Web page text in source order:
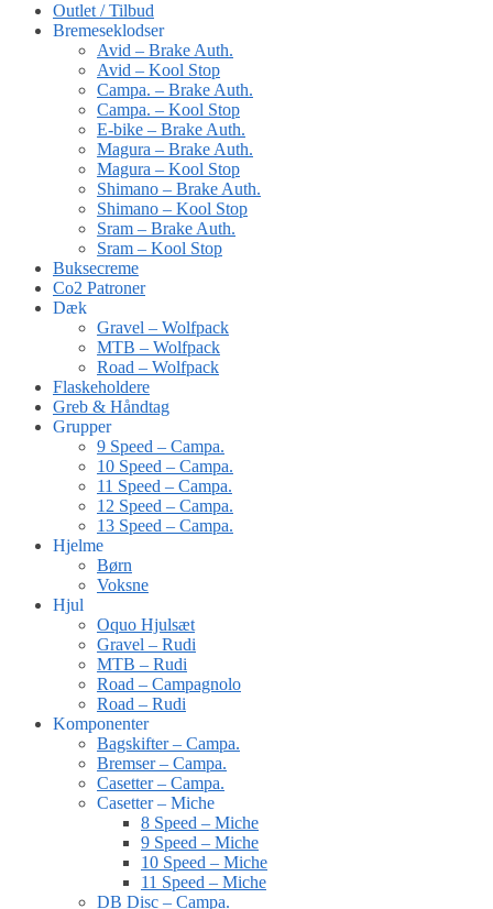
Outlet / Tilbud
Bremeseklodser
Avid – Brake Auth.
Avid – Kool Stop
Campa. – Brake Auth.
Campa. – Kool Stop
E-bike – Brake Auth.
Magura – Brake Auth.
Magura – Kool Stop
Shimano – Brake Auth.
Shimano – Kool Stop
Sram – Brake Auth.
Sram – Kool Stop
Buksecreme
Co2 Patroner
Dæk
Gravel – Wolfpack
MTB – Wolfpack
Road – Wolfpack
Flaskeholdere
Greb & Håndtag
Grupper
9 Speed – Campa.
10 Speed – Campa.
11 Speed – Campa.
12 Speed – Campa.
13 Speed – Campa.
Hjelme
Børn
Voksne
Hjul
Oquo Hjulsæt
Gravel – Rudi
MTB – Rudi
Road – Campagnolo
Road – Rudi
Komponenter
Bagskifter – Campa.
Bremser – Campa.
Casetter – Campa.
Casetter – Miche
8 Speed – Miche
9 Speed – Miche
10 Speed – Miche
11 Speed – Miche
DB Disc – Campa.